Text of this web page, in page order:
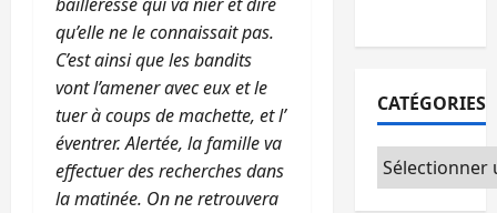
qu’elle ne le connaissait pas.
C’est ainsi que les bandits
vont l’amener avec eux et le
tuer à coups de machette, et l’
éventrer. Alertée, la famille va
effectuer des recherches dans
la matinée. On ne retrouvera
CATÉGORIES
Catégories